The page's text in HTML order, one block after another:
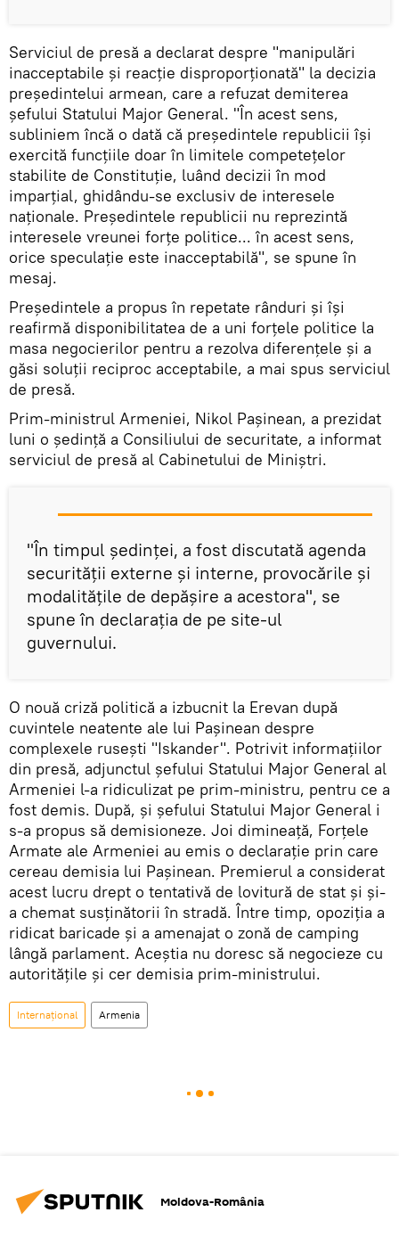
Serviciul de presă a declarat despre "manipulări
inacceptabile și reacție disproporționată" la decizia
președintelui armean, care a refuzat demiterea
șefului Statului Major General. "În acest sens,
subliniem încă o dată că președintele republicii își
exercită funcțiile doar în limitele competețelor
stabilite de Constituție, luând decizii în mod
imparțial, ghidându-se exclusiv de interesele
naționale. Președintele republicii nu reprezintă
interesele vreunei forțe politice... în acest sens,
orice speculație este inacceptabilă", se spune în
mesaj.
Președintele a propus în repetate rânduri și își
reafirmă disponibilitatea de a uni forțele politice la
masa negocierilor pentru a rezolva diferențele și a
găsi soluții reciproc acceptabile, a mai spus serviciul
de presă.
Prim-ministrul Armeniei, Nikol Pașinean, a prezidat
luni o ședință a Consiliului de securitate, a informat
serviciul de presă al Cabinetului de Miniștri.
"În timpul ședinței, a fost discutată agenda
securității externe și interne, provocările și
modalitățile de depășire a acestora", se
spune în declarația de pe site-ul
guvernului.
O nouă criză politică a izbucnit la Erevan după
cuvintele neatente ale lui Pașinean despre
complexele rusești "Iskander". Potrivit informațiilor
din presă, adjunctul șefului Statului Major General al
Armeniei l-a ridiculizat pe prim-ministru, pentru ce a
fost demis. După, și șefului Statului Major General i
s-a propus să demisioneze. Joi dimineață, Forțele
Armate ale Armeniei au emis o declarație prin care
cereau demisia lui Pașinean. Premierul a considerat
acest lucru drept o tentativă de lovitură de stat și și-
a chemat susținătorii în stradă. Între timp, opoziția a
ridicat baricade și a amenajat o zonă de camping
lângă parlament. Aceștia nu doresc să negocieze cu
autoritățile și cer demisia prim-ministrului.
Internaţional Armenia
Moldova-România